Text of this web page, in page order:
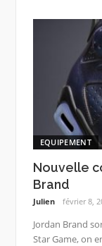
EQUIPEMENT
Nouvelle
Brand
Julien février 8,
Jordan Brand
Star Game, on